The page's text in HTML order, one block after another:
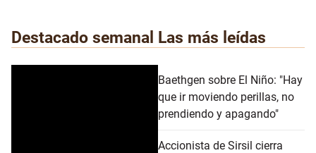
Destacado semanal Las más leídas
Baethgen sobre El Niño: "Hay
que ir moviendo perillas, no
prendiendo y apagando"
Accionista de Sirsil cierra